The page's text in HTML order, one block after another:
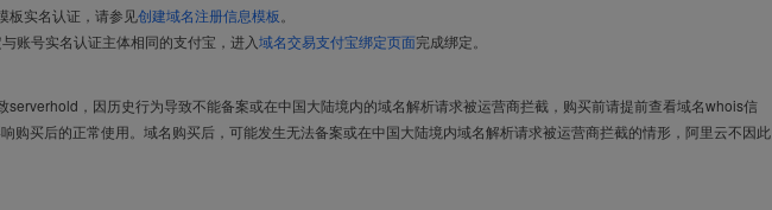
板实名认证，请参见创建域名注册信息模板
账号实名认证主体相同的支付宝，进入域名交易支付宝绑定页面完成绑定。
serverhold，因历史行为导致不能备案或在中国大陆境内的域名解析请求被运营商拦截，购买前请提前查看域名whois信
购买后的正常使用。域名购买后，可能发生无法备案或在中国大陆境内域名解析请求被运营商拦截的情形，阿里云不因此